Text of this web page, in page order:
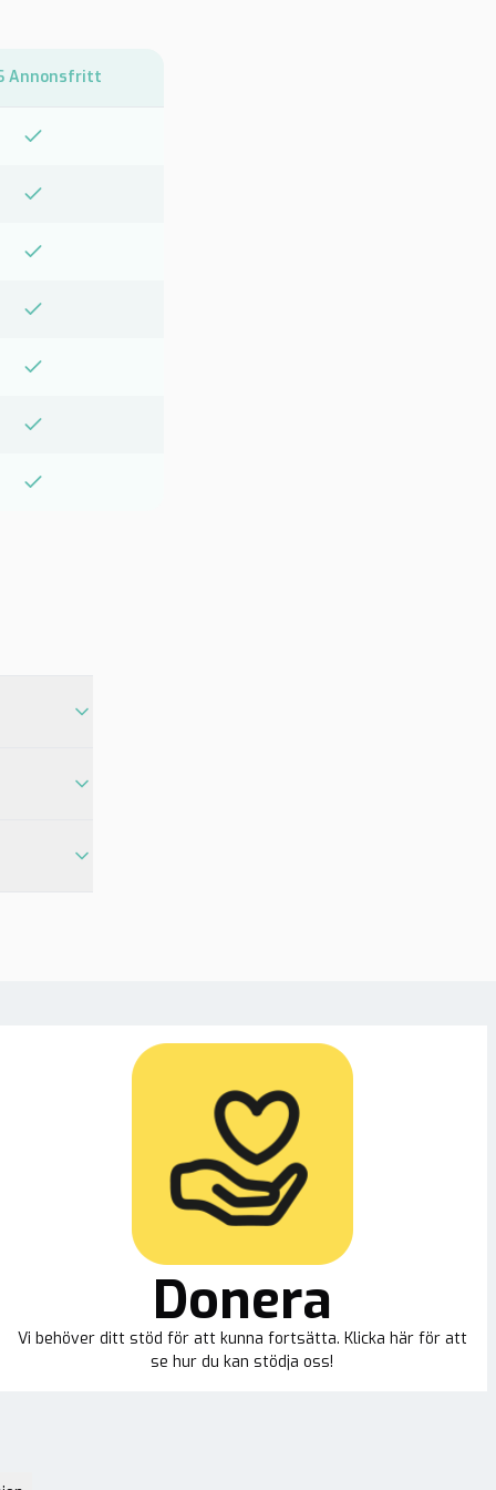
Annonsfritt
Donera
Vi behöver ditt stöd för att kunna fortsätta. Klicka här för att
se hur du kan stödja oss!